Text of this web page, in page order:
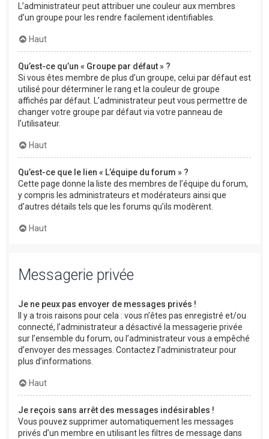
L’administrateur peut attribuer une couleur aux membres
d’un groupe pour les rendre facilement identifiables.
Haut
Qu’est-ce qu’un « Groupe par défaut » ?
Si vous êtes membre de plus d’un groupe, celui par défaut est
utilisé pour déterminer le rang et la couleur de groupe
affichés par défaut. L’administrateur peut vous permettre de
changer votre groupe par défaut via votre panneau de
l’utilisateur.
Haut
Qu’est-ce que le lien « L’équipe du forum » ?
Cette page donne la liste des membres de l’équipe du forum,
y compris les administrateurs et modérateurs ainsi que
d’autres détails tels que les forums qu’ils modèrent.
Haut
Messagerie privée
Je ne peux pas envoyer de messages privés !
Il y a trois raisons pour cela : vous n’êtes pas enregistré et/ou
connecté, l’administrateur a désactivé la messagerie privée
sur l’ensemble du forum, ou l’administrateur vous a empêché
d’envoyer des messages. Contactez l’administrateur pour
plus d’informations.
Haut
Je reçois sans arrêt des messages indésirables !
Vous pouvez supprimer automatiquement les messages
privés d’un membre en utilisant les filtres de message dans